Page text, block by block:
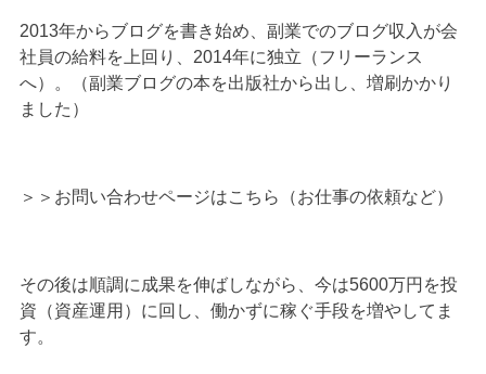
2013年からブログを書き始め、副業でのブログ収入が会
社員の給料を上回り、2014年に独立（フリーランス
へ）。（副業ブログの本を出版社から出し、増刷かかり
ました）
＞＞ お問い合わせページはこちら（お仕事の依頼など）
その後は順調に成果を伸ばしながら、今は5600万円を投
資（資産運用）に回し、働かずに稼ぐ手段を増やしてま
す。